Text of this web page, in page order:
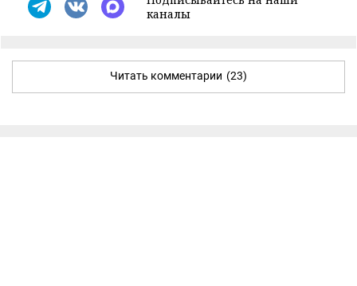
каналы
Читать комментарии (23)